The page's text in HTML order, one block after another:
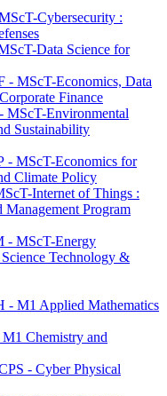
Cybersecurity :
Data Science for
- MScT-Economics, Data
Finance
MScT-Environmental
Sustainability
- MScT-Economics for
Climate Policy
Internet of Things :
Management Program
- MScT-Energy
Technology &
- M1 Applied Mathematics
Chemistry and
- Cyber Physical